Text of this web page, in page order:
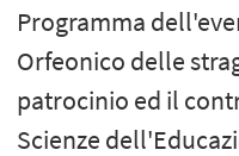
Programma
Orfeonico delle
patrocinio ed il
Scienze